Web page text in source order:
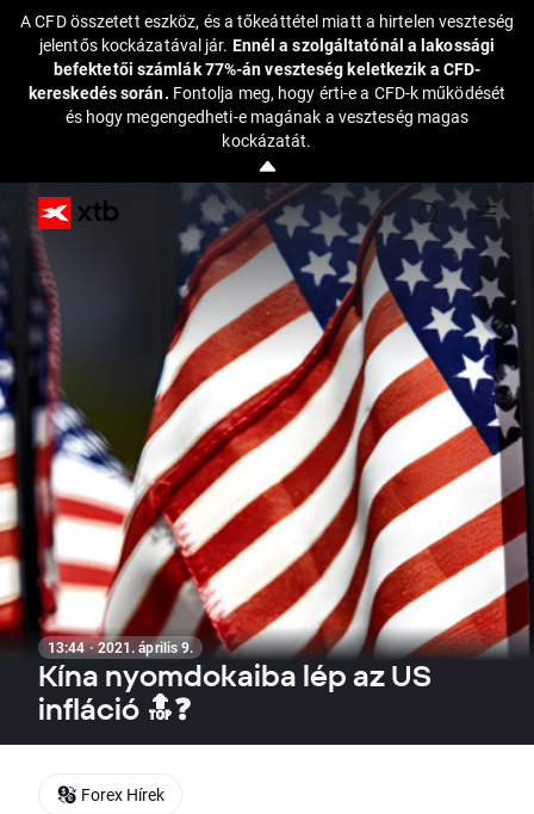
A CFD összetett eszköz, és a tőkeáttétel miatt a hirtelen veszteség
jelentős kockázatával jár. Ennél a szolgáltatónál a lakossági
befektetői számlák 77%-án veszteség keletkezik a CFD-
kereskedés során. Fontolja meg, hogy érti-e a CFD-k működését
és hogy megengedheti-e magának a veszteség magas
kockázatát.
13:44 · 2021. április 9.
Kína nyomdokaiba lép az US
infláció 🔝❓
Forex Hírek